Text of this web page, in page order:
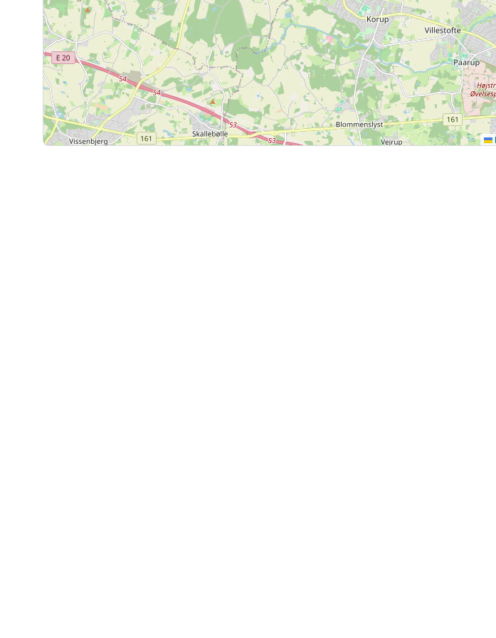
Kommunen har meddelt, at kloakeringsforholdene på ejendommen skal
ændres, hvorfor købere skal påregne, at der vil være udgifter forbundet
hermed, der ikke er opgjort i salgsopstillingen.
Sælgerne har oplevet udfordringer med opstigende kloakvand på
ejendommen.
I stuehusejendommen har sælgerne oplevet fugtproblemer og mistanke om
skimmelsvamp i ejendommens gavl mod indkørslen. I rygningen mod haven